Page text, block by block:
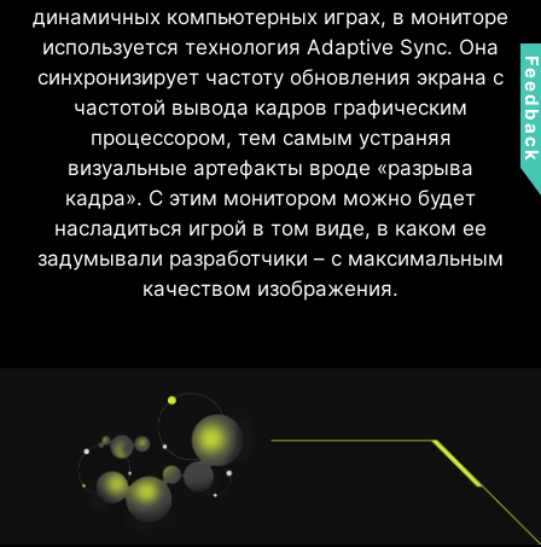
динамичных компьютерных играх, в мониторе
используется технология Adaptive Sync. Она
синхронизирует частоту обновления экрана с
частотой вывода кадров графическим
процессором, тем самым устраняя
визуальные артефакты вроде «разрыва
кадра». С этим монитором можно будет
насладиться игрой в том виде, в каком ее
задумывали разработчики – с максимальным
качеством изображения.
Технологии Anti-Flicker и Less Blue Light
обеспечивают комфортное восприятие
изображения благодаря уменьшению
мерцания и более низкому уровню синего
света. Вы можете играть дольше, не
испытывая усталости глаз.